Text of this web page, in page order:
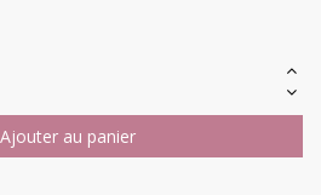
Ajouter au panier